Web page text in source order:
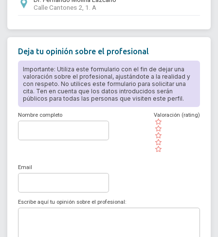
Calle Cantones 2, 1. A
Deja tu opinión sobre el profesional
Importante: Utiliza este formulario con el fin de dejar una
valoración sobre el profesional, ajustándote a la realidad y
con respeto. No utilices este formulario para solicitar una
cita. Ten en cuenta que los datos introducidos serán
públicos para todas las personas que visiten este perfil.
Nombre completo
( )
( )
( )
( )
( )
Valoración (rating)
Email
Escribe aquí tu opinión sobre el profesional: